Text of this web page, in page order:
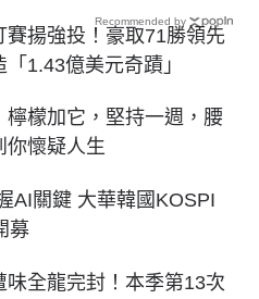
賽揚強投！豪取71勝領先
1.43億美元奇蹟」
檸檬加它，堅持一週，腰
你懷疑人生
AI關鍵 大華韓國KOSPI
募
味全龍完封！本季第13次
Recommended by